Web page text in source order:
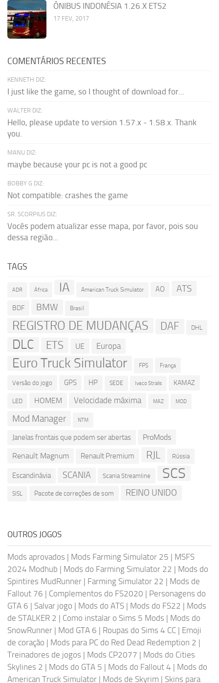
ÔNIBUS INDONÉSIA 1.26.X ETS2
17 FEV, 2017
COMENTÁRIOS RECENTES
KENNETH DIZ:
I just like the game, so I thought of download for...
WALTER DIZ:
Hello, please update to version 1.57.x - 1.58.x. Thank
you.
MANU DIZ:
maybe because your pc is not a good pc
BOBBY G DIZ:
Not compatible: crashes the game
SR. SCORPIUS DIZ:
Vocês podem atualizar esse mapa, por favor, pois sou
dessa região...
TAGS
ADR África IA American Truck Simulator AO ATS
BDF BMW Brasil
REGISTRO DE MUDANÇAS DAF DHL
DLC ETS UE Europa
Euro Truck Simulator FPS França
Versão do jogo GPS HP SEDE Iveco Stralis KAMAZ
LED HOMEM Velocidade máxima MAZ MOD
Mod Manager NTM
Janelas frontais que podem ser abertas
ProMods
Renault Magnum
Renault Premium RJL Rússia
Escandinávia SCANIA Scania Streamline SCS
SISL Pacote de correções de som REINO UNIDO
OUTROS JOGOS
Mods aprovados | Mods Farming Simulator 25 | MSFS
2024 Modhub | Mods do Farming Simulator 22 | Mods do
Spintires MudRunner | Farming Simulator 22 | Mods de
Fallout 76 | Complementos do FS2020 | Personagens do
GTA 6 | Salvar jogo | Mods do ATS | Mods do FS22 | Mods
de STALKER 2 | Como instalar o Sims 5 Mods | Mods do
SnowRunner | Mod GTA 6 | Roupas do Sims 4 CC | Emoji
de coração | Mods para PC do Red Dead Redemption 2 |
Treinadores de jogos | Mods CP2077 | Mods do Cities
Skylines 2 | Mods do GTA 5 | Mods do Fallout 4 | Mods do
American Truck Simulator | Mods de Skyrim | Skins para